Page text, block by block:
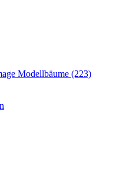
Modellbäume (223)